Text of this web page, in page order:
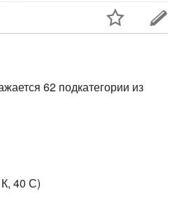
62 подкатегории из
40 С)